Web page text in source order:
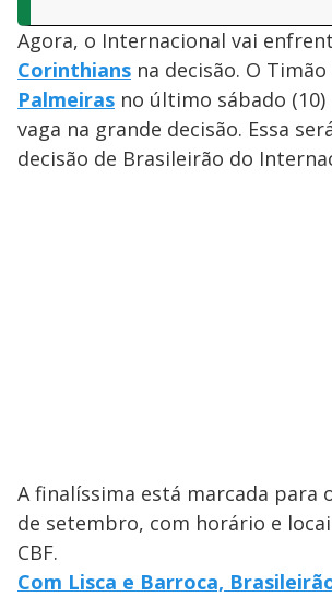
Agora, o Internacional vai
Corinthians na decisão. O
Palmeiras no último sábado
vaga na grande decisão. Essa
decisão de Brasileirão do
A finalíssima está marcada para
de setembro, com horário e
CBF.
Com Lisca e Barroca,